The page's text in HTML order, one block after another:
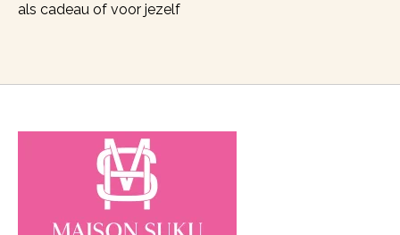
als cadeau of voor jezelf